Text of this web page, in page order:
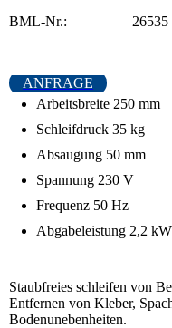
BML-Nr.: 26535
ANFRAGE
Arbeitsbreite 250 mm
Schleifdruck 35 kg
Absaugung 50 mm
Spannung 230 V
Frequenz 50 Hz
Abgabeleistung 2,2 kW
Staubfreies schleifen von
Entfernen von Kleber,
Bodenunebenheiten.